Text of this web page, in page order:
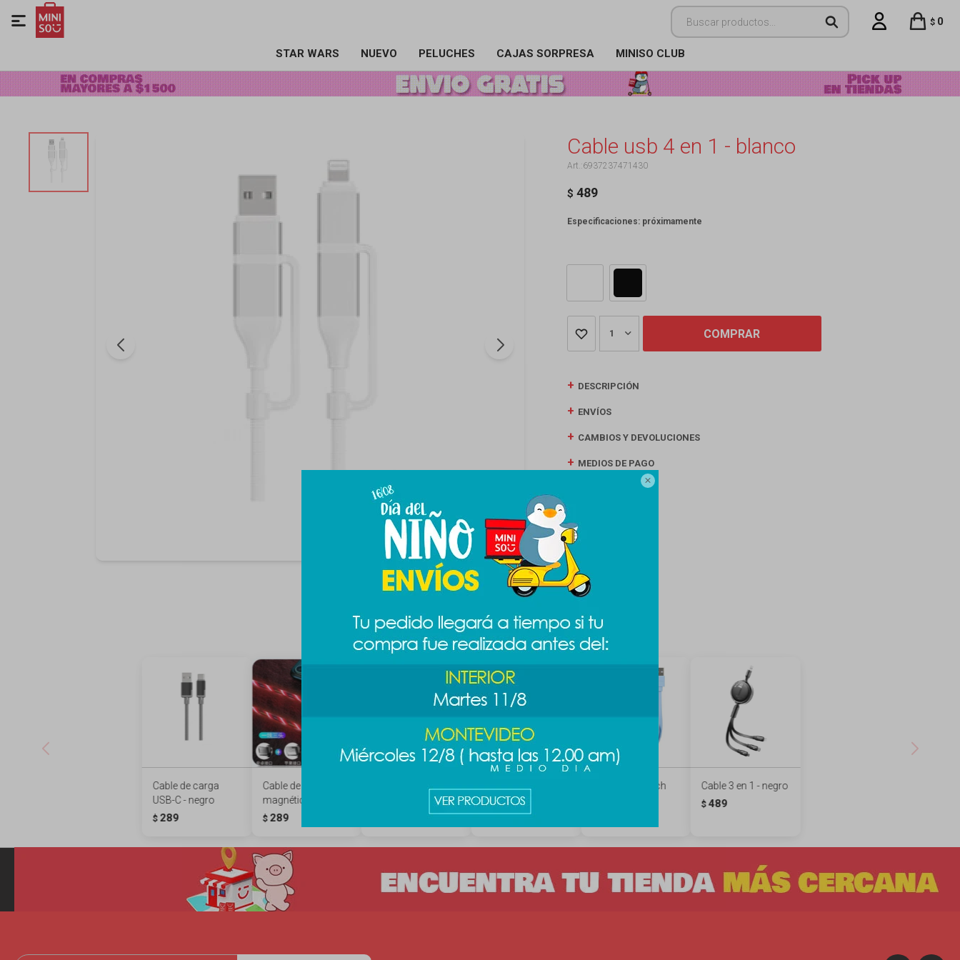

STAR WARS NUEVO PELUCHES CAJAS SORPRESA MINISO CLUB
$ 0

Cable usb 4 en 1 - blanco
6937237471430
$ 489
Especificaciones: próximamente
1 COMPRAR
DESCRIPCIÓN
ENVÍOS
CAMBIOS Y DEVOLUCIONES
MEDIOS DE PAGO
Productos que te pueden interesar
Cable de carga
USB-C - negro
$ 289
Cable de datos
magnético - rojo
$ 289
rápida - blanco
1 - rosa
489
Cable USB Stitch
Cable 3 en 1 - negro
$ 489